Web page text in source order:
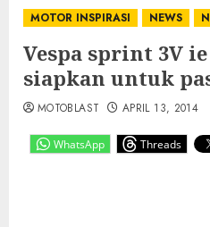
MOTOR INSPIRASI NEWS
Vespa sprint 3V
siapkan untuk
WhatsApp Threads
MOTOBLAST APRIL 13, 2014